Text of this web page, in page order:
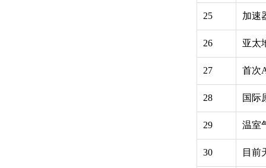
25 加速
26 亚太
27 首次
28 国际
29 温室
30 目前